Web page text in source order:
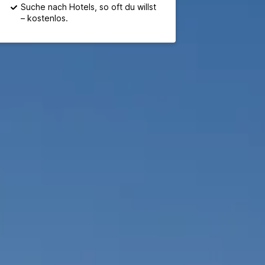
Suche nach Hotels, so oft du willst
– kostenlos.